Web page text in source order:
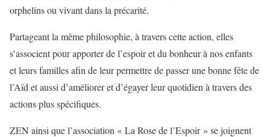
orphelins ou vivant dans la précarité.
Partageant la même philosophie, à travers cette action, elles
s’associent pour apporter de l’espoir et du bonheur à nos enfants
et leurs familles afin de leur permettre de passer une bonne fête de
l’Aïd et aussi d’améliorer et d’égayer leur quotidien à travers des
actions plus spécifiques.
ZEN ainsi que l’association « La Rose de l’Espoir » se joignent